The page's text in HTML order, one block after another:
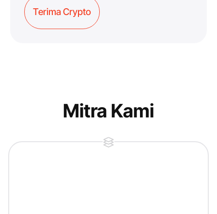
Terima Crypto
Mitra Kami